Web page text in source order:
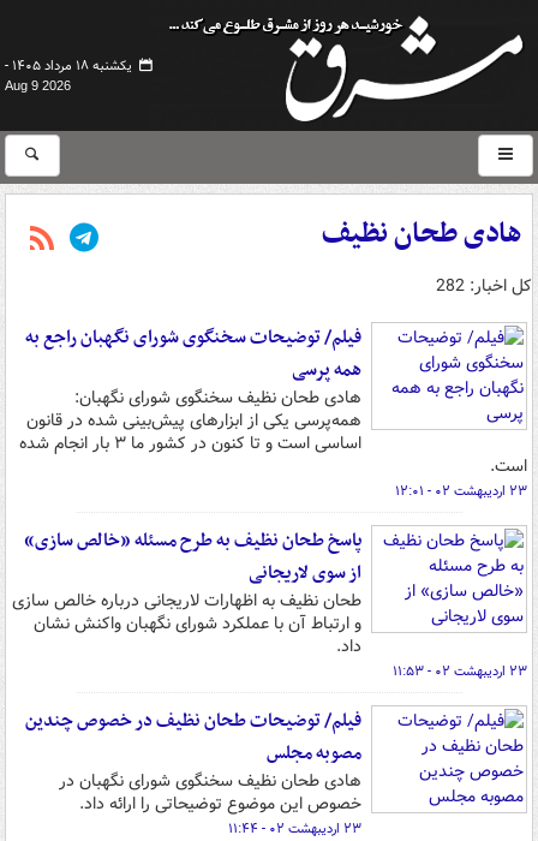
یکشنبه ۱۸ مرداد ۱۴۰۵ -
Aug 9 2026
هادی طحان نظیف
کل اخبار: 282
فیلم/ توضیحات سخنگوی شورای نگهبان راجع به
همه پرسی
هادی طحان نظیف سخنگوی شورای نگهبان:
همه‌پرسی یکی از ابزارهای پیش‌بینی شده در قانون
اساسی است و تا کنون در کشور ما ۳ بار انجام شده
است.
۲۳ اردیبهشت ۰۲ - ۱۲:۰۱
پاسخ طحان نظیف به طرح مسئله «خالص سازی»
از سوی لاریجانی
طحان نظیف به اظهارات لاریجانی درباره خالص سازی
و ارتباط آن با عملکرد شورای نگهبان واکنش نشان
داد.
۲۳ اردیبهشت ۰۲ - ۱۱:۵۳
فیلم/ توضیحات طحان نظیف در خصوص چندین
مصوبه مجلس
هادی طحان نظیف سخنگوی شورای نگهبان در
خصوص این موضوع توضیحاتی را ارائه داد.
۲۳ اردیبهشت ۰۲ - ۱۱:۴۴